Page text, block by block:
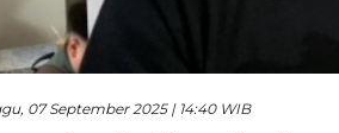
07 September 2025 | 14:40 WIB